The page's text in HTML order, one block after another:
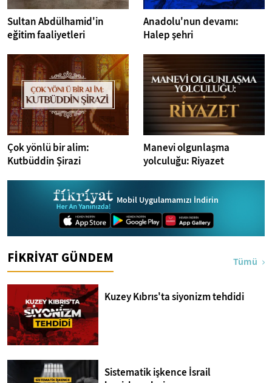
Sultan Abdülhamid'in
eğitim faaliyetleri
Anadolu'nun devamı:
Halep şehri
Çok yönlü bir alim:
Kutbüddin Şirazi
Manevi olgunlaşma
yolculuğu: Riyazet
Mobil Uygulamamızı İndirin
FİKRİYAT GÜNDEM Tümü
Kuzey Kıbrıs'ta siyonizm tehdidi
Sistematik işkence İsrail